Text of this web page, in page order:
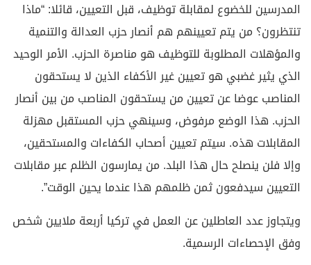
المدرسين للخضوع لمقابلة توظيف، قبل التعيين، قائلا: “ماذا
تنتظرون؟ من يتم تعيينهم هم أنصار حزب العدالة والتنمية
والمؤهلات المطلوبة للتوظيف هو مناصرة الحزب. الأمر الوحيد
الذي يثير غضبي هو تعيين غير الأكفاء الذين لا يستحقون
المناصب عوضا عن تعيين من يستحقون المناصب من بين أنصار
الحزب. هذا الوضع مرفوض، وسينهي حزب المستقبل مهزلة
المقابلات هذه. سيتم تعيين أصحاب الكفاءات والمستحقين،
وإلا فلن ينصلح حال هذا البلد. من يمارسون الظلم عبر مقابلات
التعيين سيدفعون ثمن ظلمهم هذا عندما يحين الوقت”.
ويتجاوز عدد العاطلين عن العمل في تركيا أربعة ملايين شخص
وفق الإحصاءات الرسمية.